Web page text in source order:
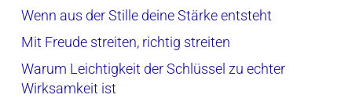
Wenn aus der Stille deine Stärke entsteht
Mit Freude streiten, richtig streiten
Warum Leichtigkeit der Schlüssel zu echter
Wirksamkeit ist